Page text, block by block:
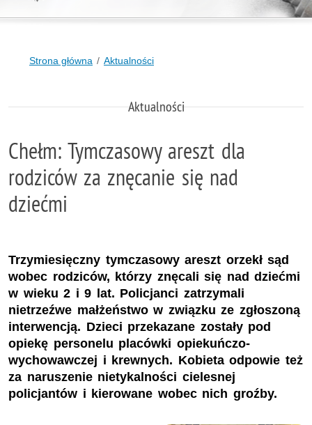
Strona główna Aktualności
Aktualności
Chełm: Tymczasowy areszt dla
rodziców za znęcanie się nad
dziećmi
Trzymiesięczny tymczasowy areszt orzekł sąd
wobec rodziców, którzy znęcali się nad dziećmi
w wieku 2 i 9 lat. Policjanci zatrzymali
nietrzeźwe małżeństwo w związku ze zgłoszoną
interwencją. Dzieci przekazane zostały pod
opiekę personelu placówki opiekuńczo-
wychowawczej i krewnych. Kobieta odpowie też
za naruszenie nietykalności cielesnej
policjantów i kierowane wobec nich groźby.